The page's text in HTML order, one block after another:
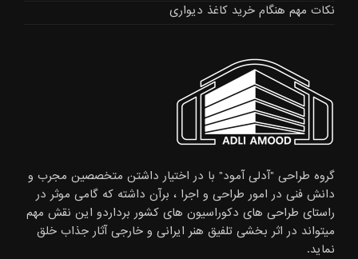
نکات مهم هنگام خرید کاغذ دیواری
گروه طراحی "آدلی آمود" با در اختیار داشتن متخصصین مجرب و
دانش فنی در امور طراحی و اجرا ، برآن داشته که گامی موثر در
راستای طراحی های دکوراسیون های کشور برداردو این نقش مهم
میتواند در اثر بخشی تلفیق هنر ایرانی و خارجی آثار جذاب خلق
نماید.